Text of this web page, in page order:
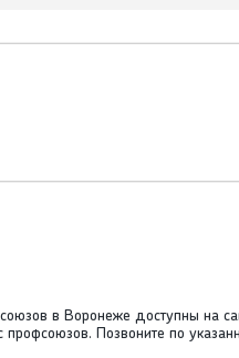
в Воронеже доступны на
Позвоните по